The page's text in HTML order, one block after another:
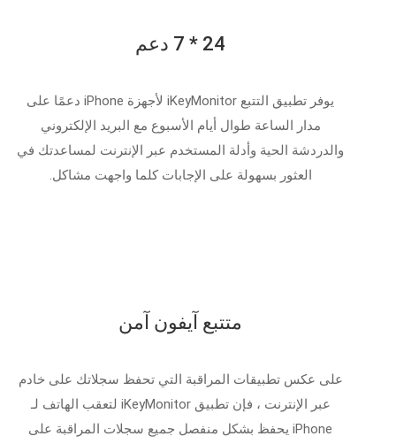
24 * 7 دعم
يوفر تطبيق التتبع iKeyMonitor لأجهزة iPhone دعمًا على
مدار الساعة طوال أيام الأسبوع مع البريد الإلكتروني
والدردشة الحية وأدلة المستخدم عبر الإنترنت لمساعدتك في
العثور بسهولة على الإجابات كلما واجهت مشاكل.
متتبع آيفون آمن
على عكس تطبيقات المراقبة التي تحفظ سجلاتك على خادم
عبر الإنترنت ، فإن تطبيق iKeyMonitor لتعقب الهاتف لـ
iPhone يحفظ بشكل منفصل جميع سجلات المراقبة على